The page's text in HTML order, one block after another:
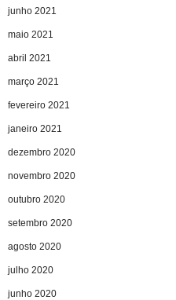
junho 2021
maio 2021
abril 2021
março 2021
fevereiro 2021
janeiro 2021
dezembro 2020
novembro 2020
outubro 2020
setembro 2020
agosto 2020
julho 2020
junho 2020